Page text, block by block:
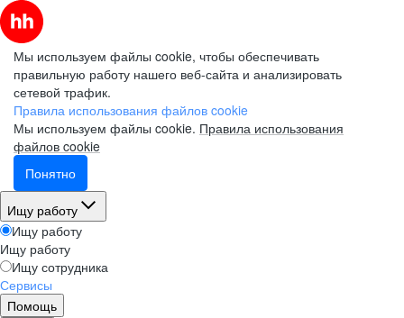
Мы используем файлы cookie, чтобы обеспечивать
правильную работу нашего веб-сайта и анализировать
сетевой трафик.
Правила использования файлов cookie
Мы используем файлы cookie. Правила использования
файлов cookie
Понятно
Ищу работу
Ищу работу
Ищу работу
Ищу сотрудника
Сервисы
Помощь